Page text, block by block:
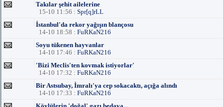
Takılar şehit ailelerine
15-10 11:56 : Spr[q]rLL
İstanbul'da rekor yağışın blançosu
14-10 18:58 : FuRKaN216
Soyu tükenen hayvanlar
14-10 17:46 : FuRKaN216
'Bizi Meclis'ten kovmak istiyorlar'
14-10 17:32 : FuRKaN216
Bir Astsubay, İmralı'ya cep sokacaktı, açığa alındı
14-10 17:33 : FuRKaN216